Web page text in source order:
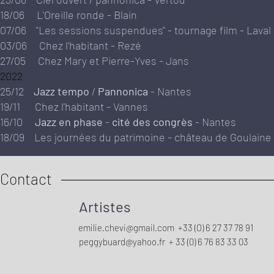
18/06 L'Oreille ronde - Blain
07/06 "Les sessions suspendues" - tournage film - Laval
03/06 Chez l'habitant - Rezé
27/05 Chez Mary et Pierre-Yves - Jans
2022
25/12 Jazz tempo / Pannonica - Nantes
19/11 Chez l'habitant - Vannes
16/10 Jazz en phase - cité des congrès - Nantes
18/09 Les journées du patrimoine - château de Goulaine
Contact
Artistes
emilie.chevi@gmail.com +33 (O) 6 27 37 78 91
peggybuard@yahoo.fr + 33 (0) 6 76 83 33 03